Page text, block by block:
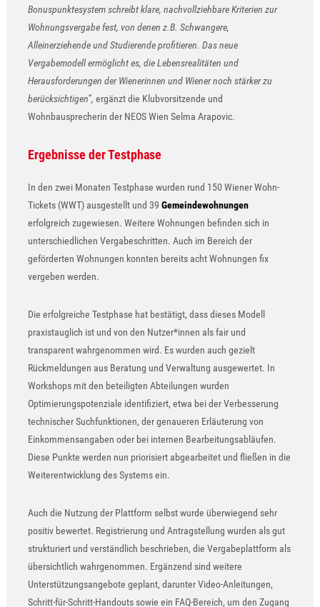
Bonuspunktesystem schreibt klare, nachvollziehbare Kriterien zur
Wohnungsvergabe fest, von denen z.B. Schwangere,
Alleinerziehende und Studierende profitieren. Das neue
Vergabemodell ermöglicht es, die Lebensrealitäten und
Herausforderungen der Wienerinnen und Wiener noch stärker zu
berücksichtigen“, ergänzt die Klubvorsitzende und
Wohnbausprecherin der NEOS Wien Selma Arapovic.
Ergebnisse der Testphase
In den zwei Monaten Testphase wurden rund 150 Wiener Wohn-
Tickets (WWT) ausgestellt und 39 Gemeindewohnungen
erfolgreich zugewiesen. Weitere Wohnungen befinden sich in
unterschiedlichen Vergabeschritten. Auch im Bereich der
geförderten Wohnungen konnten bereits acht Wohnungen fix
vergeben werden.
Die erfolgreiche Testphase hat bestätigt, dass dieses Modell
praxistauglich ist und von den Nutzer*innen als fair und
transparent wahrgenommen wird. Es wurden auch gezielt
Rückmeldungen aus Beratung und Verwaltung ausgewertet. In
Workshops mit den beteiligten Abteilungen wurden
Optimierungspotenziale identifiziert, etwa bei der Verbesserung
technischer Suchfunktionen, der genaueren Erläuterung von
Einkommensangaben oder bei internen Bearbeitungsabläufen.
Diese Punkte werden nun priorisiert abgearbeitet und fließen in die
Weiterentwicklung des Systems ein.
Auch die Nutzung der Plattform selbst wurde überwiegend sehr
positiv bewertet. Registrierung und Antragstellung wurden als gut
strukturiert und verständlich beschrieben, die Vergabeplattform als
übersichtlich wahrgenommen. Ergänzend sind weitere
Unterstützungsangebote geplant, darunter Video-Anleitungen,
Schritt-für-Schritt-Handouts sowie ein FAQ-Bereich, um den Zugang